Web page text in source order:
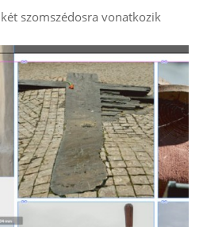
szomszédosra vonatkozik